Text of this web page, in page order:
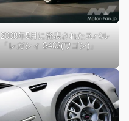
2008年5月に発表されたスバル
「レガシィ S402(ワゴン)」